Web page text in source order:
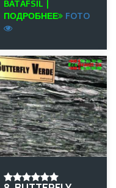
BATAFSIL |
ПОДРОБНЕЕ
FOTO